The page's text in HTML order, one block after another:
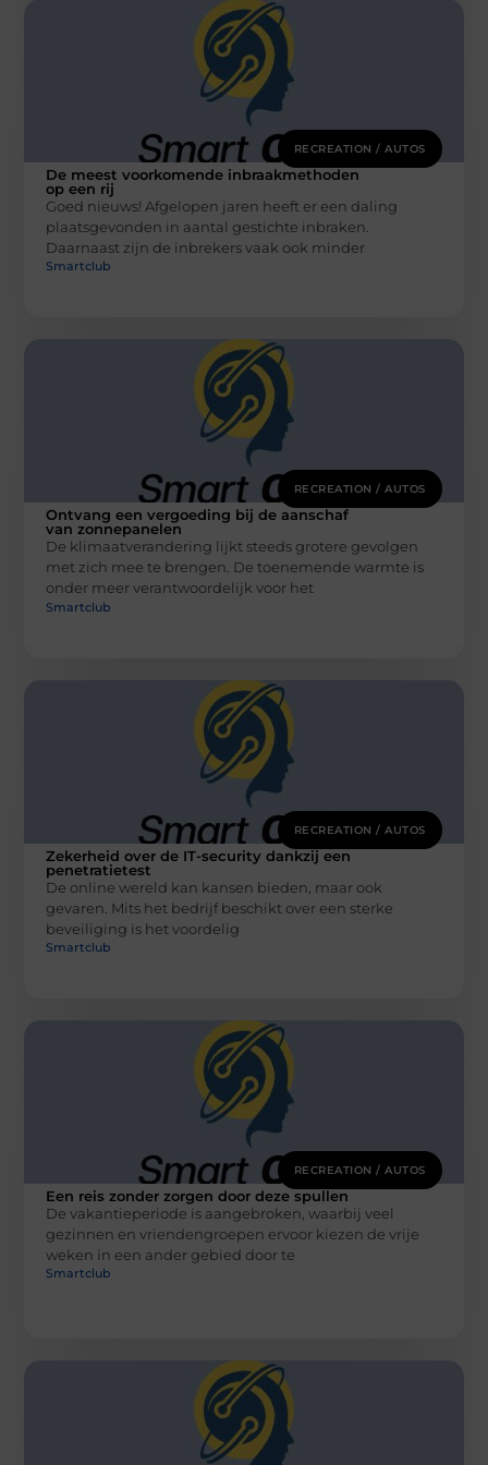
RECREATION / AUTOS
De meest voorkomende inbraakmethoden
op een rij
Goed nieuws! Afgelopen jaren heeft er een daling
plaatsgevonden in aantal gestichte inbraken.
Daarnaast zijn de inbrekers vaak ook minder
Smartclub
RECREATION / AUTOS
Ontvang een vergoeding bij de aanschaf
van zonnepanelen
De klimaatverandering lijkt steeds grotere gevolgen
met zich mee te brengen. De toenemende warmte is
onder meer verantwoordelijk voor het
Smartclub
RECREATION / AUTOS
Zekerheid over de IT-security dankzij een
penetratietest
De online wereld kan kansen bieden, maar ook
gevaren. Mits het bedrijf beschikt over een sterke
beveiliging is het voordelig
Smartclub
RECREATION / AUTOS
Een reis zonder zorgen door deze spullen
De vakantieperiode is aangebroken, waarbij veel
gezinnen en vriendengroepen ervoor kiezen de vrije
weken in een ander gebied door te
Smartclub